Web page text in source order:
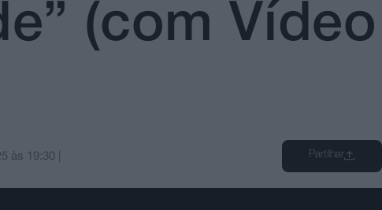
(com Vídeo
às 19:30 Partilhar